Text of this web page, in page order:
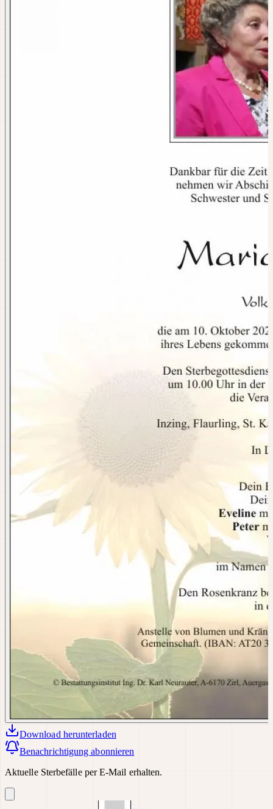
Download herunterladen
Benachrichtigung abonnieren
Aktuelle Sterbefälle per E-Mail erhalten.